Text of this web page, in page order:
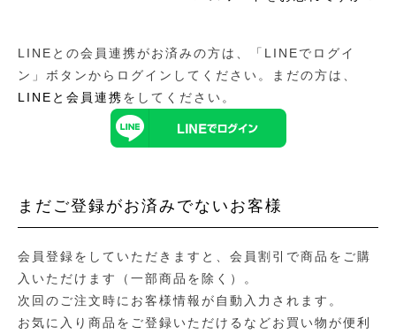
LINEとの会員連携がお済みの方は、「LINEでログイ
ン」ボタンからログインしてください。まだの方は、
LINEと会員連携をしてください。
まだご登録がお済みでないお客様
会員登録をしていただきますと、会員割引で商品をご購
入いただけます（一部商品を除く）。
次回のご注文時にお客様情報が自動入力されます。
お気に入り商品をご登録いただけるなどお買い物が便利